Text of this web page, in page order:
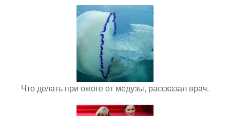
Что делать при ожоге от медузы, рассказал врач.